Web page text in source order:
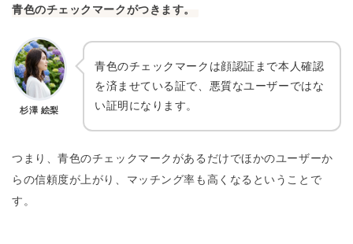
青色のチェックマークがつきます。
杉澤 絵梨
青色のチェックマークは顔認証まで本人確認
を済ませている証で、悪質なユーザーではな
い証明になります。
つまり、青色のチェックマークがあるだけでほかのユーザーか
らの信頼度が上がり、マッチング率も高くなるということで
す。